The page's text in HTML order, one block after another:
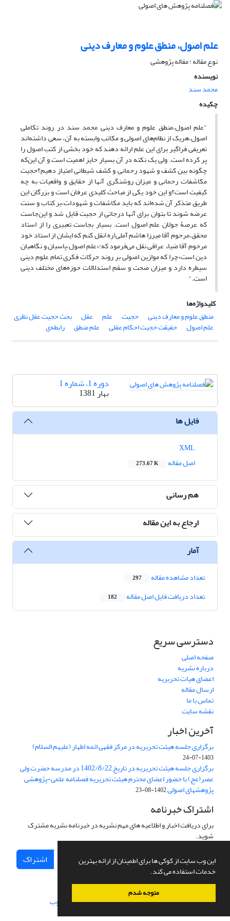
این وب سایت از کوکی ها برای اطمینان از ارائه بهترین
خدمات استفاده می کند.
متوجه شدم
علم اصول، منطق علوم و معارف دینی
نوع مقاله : مقاله پژوهشی
نویسنده
محمد سند
چکیده
"علم اصول،منطق علوم و معارف دینی محمد سند در روند تکاملی
اصول،هریک از نظام‌های اصولی و مکاتب وابسته به آن، سعی داشته‌اند
تعریفی فراگیر برای این علم ارائه دهند که خود بخشی از کتب اصول را
پر کرده است. ولی یک نکته در آن بسیار حایز اهمیت است و آن این‌که
چگونه بین کشف و شهود رحمانی و کشف شیطانی امتیاز دهیم؟حجیت
مکاشفات رحمانی و میزان روشنگری آنها از حقایق و واقعیات به چه
کیفیت است؟و این خود یکی از مباحث کلیدی عرفان است و بزرگان این
طریق متذکر آن شده‌اند که باید مکاشفات و شهودات،بر کتاب و سنت
عرضه شوند تا بتوان برای آنها درجاتی از حجیت قایل شد و این‌جاست
که عرصۀ جولان علم اصول است. بسیار بجاست تعبیری را از استاد
محقق،مرحوم آقا میرزا هاشم آملی(ره)نقل کنم که ایشان از استاد خود
مرحوم آقا ضیاء عراقی نقل می‌فرمود که:«علم اصول،پاسبان و نگاهبان
دین است»چرا که موازین اصولی بر روند حرکات فکری تمام علوم دینی
سیطره دارد و میزان صحت و سقم استدلالات حوزه‌های مختلف دینی
است."
کلیدواژه‌ها
منطق علوم و معارف دینی
حجیت علم عقل بحث حجیت عقل نظری
علم اصول حقیقت حجیت احکام عقلی علم منطق رابطه‌ی
دوره 1، شماره 1
بهار 1381
فایل ها
اصل مقاله
273.67 K
هم رسانی
ارجاع به این مقاله
آمار
تعداد مشاهده مقاله 297
تعداد دریافت فایل اصل مقاله 182
دسترسی سریع
صفحه اصلی
درباره نشریه
اعضای هیات تحریریه
ارسال مقاله
تماس با ما
نقشه سایت
آخرین اخبار
برگزاری جلسه هیئت تحریریه در مرکز فقهی ائمه اطهار (علیهم السلام)
1403-07-24
برگزاری جلسه هیئت تحریریه در تاریخ 1402/8/22 در مدرسه حضرت ولی
عصر(عج) با حضور اعضای محترم هیئت تحریریه فصلنامه علمی-پژوهشی
پژوهشهای اصولی1402-08-23
اشتراک خبرنامه
برای دریافت اخبار و اطلاعیه های مهم نشریه در خبرنامه نشریه مشترک
شوید.
اشتراک
سامانه مدیریت نشریات علمی.طراحی و پیاده سازی از سیناوب